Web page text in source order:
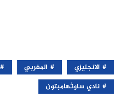
الانجليزي المغربي
نادي ساوثهامبتون